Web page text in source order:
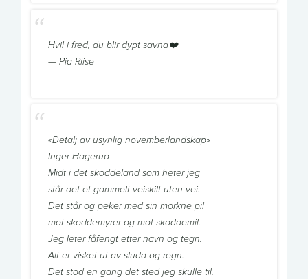
Hvil i fred, du blir dypt savna❤️
— Pia Riise
«Detalj av usynlig novemberlandskap»
Inger Hagerup
Midt i det skoddeland som heter jeg
står det et gammelt veiskilt uten vei.
Det står og peker med sin morkne pil
mot skoddemyrer og mot skoddemil.
Jeg leter fåfengt etter navn og tegn.
Alt er visket ut av sludd og regn.
Det stod en gang det sted jeg skulle til.